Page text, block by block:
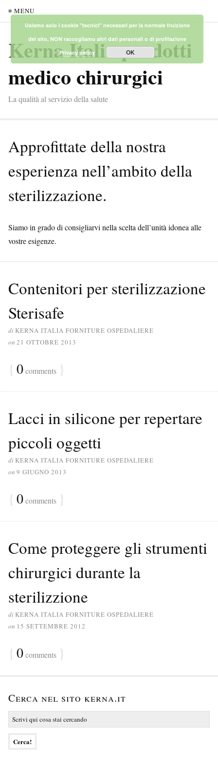
≡ MENU
Kerna Italia prodotti
medico chirurgici
La qualità al servizio della salute
Approfittate della nostra
esperienza nell’ambito della
sterilizzazione.
Siamo in grado di consigliarvi nella scelta dell’unità idonea alle
vostre esigenze.
Contenitori per sterilizzazione
Sterisafe
di KERNA ITALIA FORNITURE OSPEDALIERE
on 21 OTTOBRE 2013
{ 0comments }
Lacci in silicone per repertare
piccoli oggetti
di KERNA ITALIA FORNITURE OSPEDALIERE
on 9 GIUGNO 2013
{ 0comments }
Come proteggere gli strumenti
chirurgici durante la
sterilizzione
di KERNA ITALIA FORNITURE OSPEDALIERE
on 15 SETTEMBRE 2012
{ 0comments }
Cerca nel sito kerna.it
Usiamo solo i cookie "tecnici" necessari per la normale fruizione
del sito, NON raccogliamo altri dati personali o di profilazione
Privacy policy
OK